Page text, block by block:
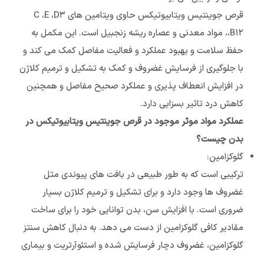
قرص جوینتیس ویتابیوتیکس حاوی ویتامین های C ،E ،D۳
،B۱۲، مواد معدنی و عصاره ریشه زنجبیل است. این مکمل به
حفظ سلامت و بهبود عملكرد و فعاليت مفاصل کمک می کند و
با جلوگیری از فرسایش غضروف و کمک به تشکیل و ترمیم کلاژن
در افزایش انعطاف پذیری و عملکرد صحیح مفاصل و همچنین
کاهش درد تاثیر بسزایی دارد.
عملکرد مواد موثر موجود در قرص جوینتیس ویتابیوتیکس در
بدن چیست؟
گلوکزامین:
ترکیبی است که به طور طبیعی در بافت های پیوندی مثل
غضروف ها وجود دارد و برای تشکیل و ترمیم کلاژن بسیار
ضروری است. با افزایش سن، بدن توانایی خود را برای ساخت
مقادیر کافی گلوکزامین از دست می دهد. به دنبال کاهش سنتز
گلوکزامین، غضروف دچار فرسایش شده و استئوآرتریت و بیماری